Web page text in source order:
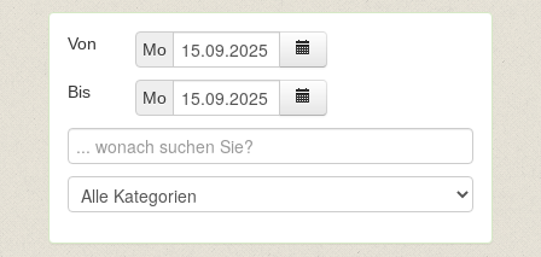
Von Mo
Bis Mo